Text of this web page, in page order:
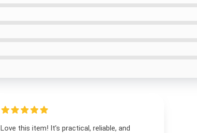
Love this item! It’s practical, reliable, and